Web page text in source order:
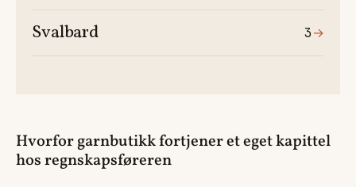
Svalbard 3→
Hvorfor garnbutikk fortjener et eget kapittel
hos regnskapsføreren